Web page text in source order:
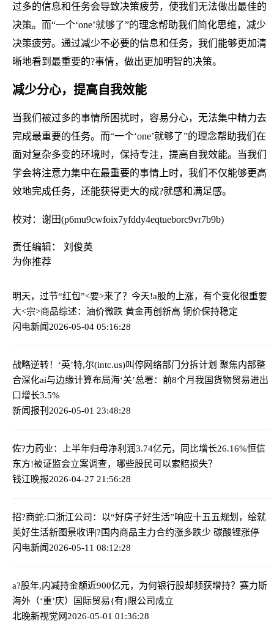
过多的信息和任务会导致决策疲劳，使我们无法做出最佳的
决策。而“一个‘one’就够了”的理念帮助我们简化思维，减少
决策疲劳。通过减少不必要的信息和任务，我们能够更加清
晰地看到最重要的?事情，做出更加明智的决策。
减少分心，提高自我效能
当我们被过多的事情所困扰时，容易分心，无法集中精力去
完成最重要的任务。而“一个‘one’就够了”的理念帮助我们在
面对复杂多变的环境时，保持专注，提高自我效能。当我们
学会将注意力集中在最重要的事情上时，我们不仅能够更高
效地完成任务，还能获得更大的成?就感和满足感。
校对：谢田(p6mu9cwfoix7yfddy4eqtueborc9vr7b9b)
责任编辑： 刘俊英
为你推荐
明天，过节“红包”<要>来了？今天!a股的上涨，有个变化很重要
大<宗>商品综述：油价微跌 黄金再创新高 铜价保持稳定
闪电新闻2026-05-04 05:16:28
战略逆转！‘英’特,尔(intc.us)叫停网络部门分拆计划 聚焦内部整
合深化ai与边缘计算布局海‘关’总署：前8个月我国货物贸易进出
口增长3.5%
新闻报刊 2026-05-01 23:48:28
佐?力药业：上半年归母净利润3.74亿元，同比增长26.16%恒信
东方!被证监会立案调查，哪些股民可以索赔损失？
钱江晚报2026-04-27 21:56:28
招?商蛇:口浙江公司：以“好房子好生活”响应十五五规划，绘就
美好生活新图景收评|?国内商品主力合约涨多跌少 碳酸锂涨停
闪电新闻2026-05-11 08:12:28
a?股年,内减持金额近900亿元，为何银行股却频获增持？ 赛力斯
海外（‘重’庆）国际贸易{有}限公司成立
北晚新视觉网2026-05-01 01:36:28